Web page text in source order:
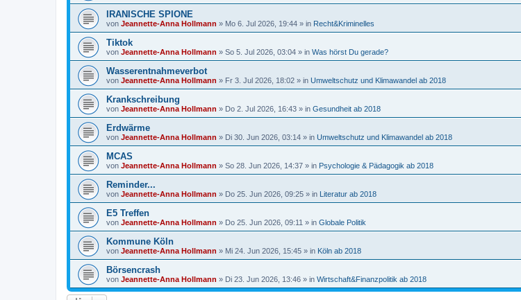
IRANISCHE SPIONE
von Jeannette-Anna Hollmann » Mo 6. Jul 2026, 19:44 » in Recht&Kriminelles
Tiktok
von Jeannette-Anna Hollmann » So 5. Jul 2026, 03:04 » in Was hörst Du gerade?
Wasserentnahmeverbot
von Jeannette-Anna Hollmann » Fr 3. Jul 2026, 18:02 » in Umweltschutz und Klimawandel ab 2018
Krankschreibung
von Jeannette-Anna Hollmann » Do 2. Jul 2026, 16:43 » in Gesundheit ab 2018
Erdwärme
von Jeannette-Anna Hollmann » Di 30. Jun 2026, 03:14 » in Umweltschutz und Klimawandel ab 2018
MCAS
von Jeannette-Anna Hollmann » So 28. Jun 2026, 14:37 » in Psychologie & Pädagogik ab 2018
Reminder...
von Jeannette-Anna Hollmann » Do 25. Jun 2026, 09:25 » in Literatur ab 2018
E5 Treffen
von Jeannette-Anna Hollmann » Do 25. Jun 2026, 09:11 » in Globale Politik
Kommune Köln
von Jeannette-Anna Hollmann » Mi 24. Jun 2026, 15:45 » in Köln ab 2018
Börsencrash
von Jeannette-Anna Hollmann » Di 23. Jun 2026, 13:46 » in Wirtschaft&Finanzpolitik ab 2018